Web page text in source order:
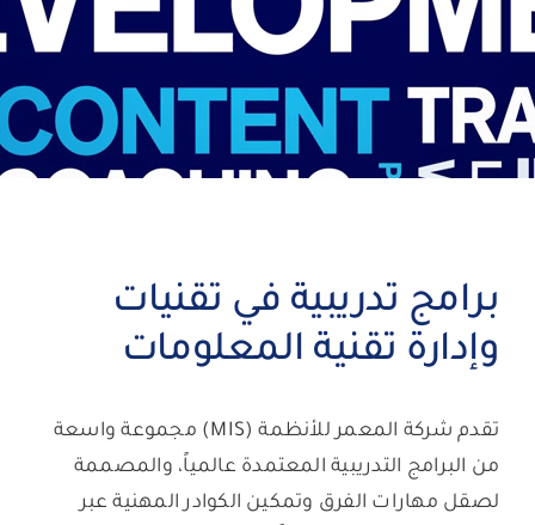
برامج تدريبية في تقنيات
وإدارة تقنية المعلومات
تقدم شركة المعمر للأنظمة (MIS) مجموعة واسعة
من البرامج التدريبية المعتمدة عالمياً، والمصممة
لصقل مهارات الفرق وتمكين الكوادر المهنية عبر